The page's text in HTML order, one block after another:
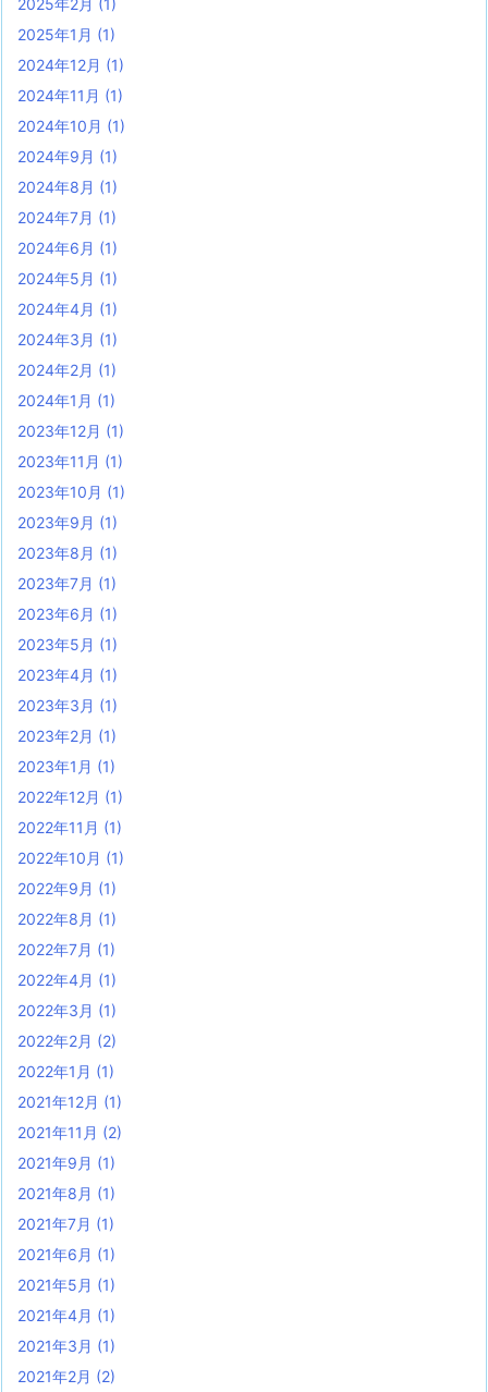
2025年2月 (1)
2025年1月 (1)
2024年12月 (1)
2024年11月 (1)
2024年10月 (1)
2024年9月 (1)
2024年8月 (1)
2024年7月 (1)
2024年6月 (1)
2024年5月 (1)
2024年4月 (1)
2024年3月 (1)
2024年2月 (1)
2024年1月 (1)
2023年12月 (1)
2023年11月 (1)
2023年10月 (1)
2023年9月 (1)
2023年8月 (1)
2023年7月 (1)
2023年6月 (1)
2023年5月 (1)
2023年4月 (1)
2023年3月 (1)
2023年2月 (1)
2023年1月 (1)
2022年12月 (1)
2022年11月 (1)
2022年10月 (1)
2022年9月 (1)
2022年8月 (1)
2022年7月 (1)
2022年4月 (1)
2022年3月 (1)
2022年2月 (2)
2022年1月 (1)
2021年12月 (1)
2021年11月 (2)
2021年9月 (1)
2021年8月 (1)
2021年7月 (1)
2021年6月 (1)
2021年5月 (1)
2021年4月 (1)
2021年3月 (1)
2021年2月 (2)